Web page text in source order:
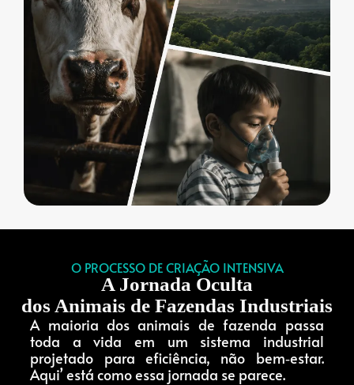
O PROCESSO DE CRIAÇÃO INTENSIVA
A Jornada Oculta
dos Animais de Fazendas Industriais
A maioria dos animais de fazenda passa
toda a vida em um sistema industrial
projetado para eficiência, não bem‑estar.
Aqui’ está como essa jornada se parece.